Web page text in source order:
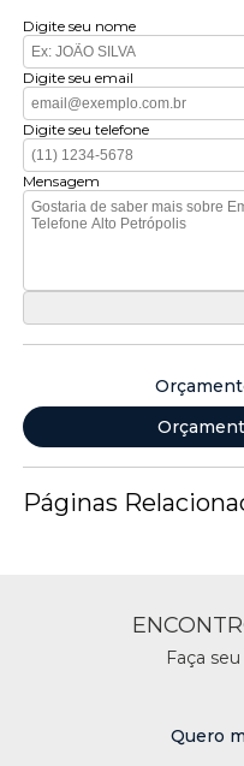
Digite seu nome
Digite seu email
Digite seu telefone
Mensagem
Páginas
Faça
Quero